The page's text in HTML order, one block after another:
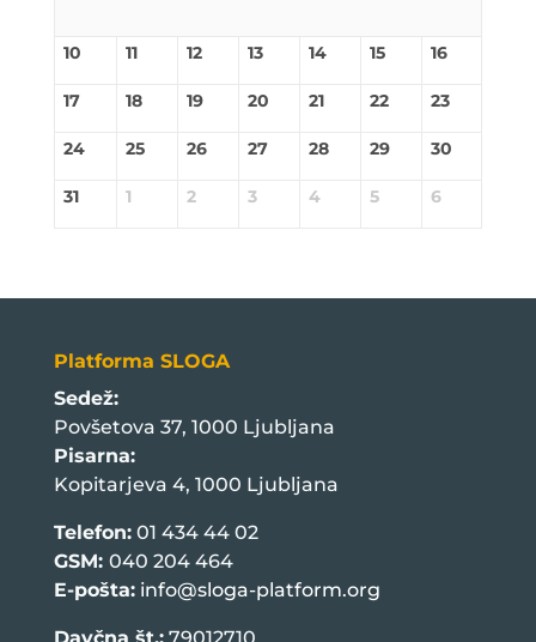
10 11 12 13 14 15 16
17 18 19 20 21 22 23
24 25 26 27 28 29 30
31 1 2 3 4 5 6
Platforma SLOGA
Sedež:
Povšetova 37, 1000 Ljubljana
Pisarna:
Kopitarjeva 4, 1000 Ljubljana
Telefon:01 434 44 02
GSM: 040 204 464
E-pošta: info@sloga-platform.org